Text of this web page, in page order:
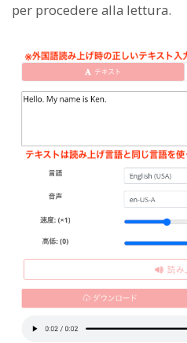
per procedere alla lettura.